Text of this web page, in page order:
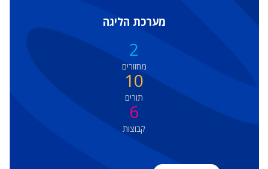
מערכת הליגה
2
מחזורים
10
תורים
6
קבוצות